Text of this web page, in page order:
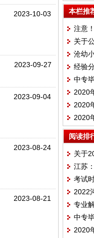
2023-10-03
2023-09-27
2023-09-04
2023-08-24
2023-08-21
【法
本栏推
注意
生！
关于
成绩
沧幼
经验
女孩
中专
位
2020
2020
2020
的退
法
阅读排
关于
考试
江苏
直接
考试
本考
2022
专业
据分
中专
位
2020